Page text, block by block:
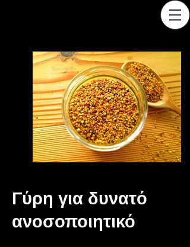
Γύρη για δυνατό
ανοσοποιητικό